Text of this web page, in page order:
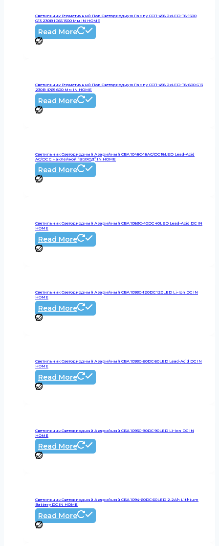
Светильник Герметичный Под Светодиодную Лампу ССП-458 2xLED-Т8-1500
G13 230В IP65 1500 Мм IN HOME
Read More
Светильник Герметичный Под Светодиодную Лампу ССП-458 2xLED-Т8-600 G13
230В IP65 600 Мм IN HOME
Read More
Светильник Светодиодный Аварийный СБА 1048С-18AC/DC 18LED Lead-Acid
AC/DC С Наклейкой “ВЫХОД” IN HOME
Read More
Светильник Светодиодный Аварийный СБА 1089С-40DC 40LED Lead-Acid DC IN
HOME
Read More
Светильник Светодиодный Аварийный СБА 1093С-120DC 120LED Li-Ion DC IN
HOME
Read More
Светильник Светодиодный Аварийный СБА 1093С-60DC 60LED Lead-Acid DC IN
HOME
Read More
Светильник Светодиодный Аварийный СБА 1093С-90DC 90LED Li-Ion DC IN
HOME
Read More
Светильник Светодиодный Аварийный СБА 1094-60DC 60LED 2.2Ah Lithium
Battery DC IN HOME
Read More